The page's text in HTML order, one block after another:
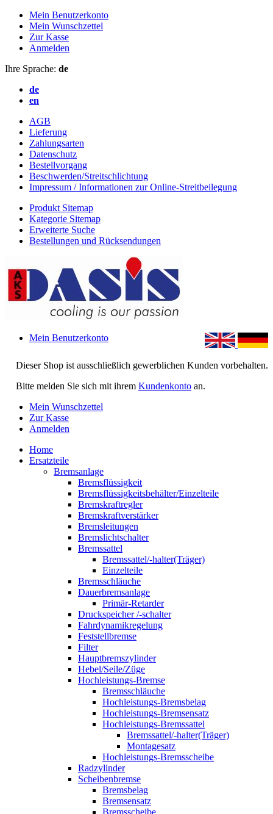
Mein Benutzerkonto
Mein Wunschzettel
Zur Kasse
Anmelden
Ihre Sprache: de
de
en
AGB
Lieferung
Zahlungsarten
Datenschutz
Bestellvorgang
Beschwerden/Streitschlichtung
Impressum / Informationen zur Online-Streitbeilegung
Produkt Sitemap
Kategorie Sitemap
Erweiterte Suche
Bestellungen und Rücksendungen
Dieser Shop ist ausschließlich gewerblichen Kunden vorbehalten.
Bitte melden Sie sich mit ihrem Kundenkonto an.
Mein Benutzerkonto
Mein Wunschzettel
Zur Kasse
Anmelden
Home
Ersatzteile
Bremsanlage
Bremsflüssigkeit
Bremsflüssigkeitsbehälter/Einzelteile
Bremskraftregler
Bremskraftverstärker
Bremsleitungen
Bremslichtschalter
Bremssattel
Bremssattel/-halter(Träger)
Einzelteile
Bremsschläuche
Dauerbremsanlage
Primär-Retarder
Druckspeicher /-schalter
Fahrdynamikregelung
Feststellbremse
Filter
Hauptbremszylinder
Hebel/Seile/Züge
Hochleistungs-Bremse
Bremsschläuche
Hochleistungs-Bremsbelag
Hochleistungs-Bremsensatz
Hochleistungs-Bremssattel
Bremssattel/-halter(Träger)
Montagesatz
Hochleistungs-Bremsscheibe
Radzylinder
Scheibenbremse
Bremsbelag
Bremsensatz
Bremsscheibe